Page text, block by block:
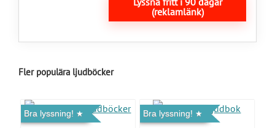
(reklamlänk)
Fler populära ljudböcker
Bra lyssning! Bra lyssning!